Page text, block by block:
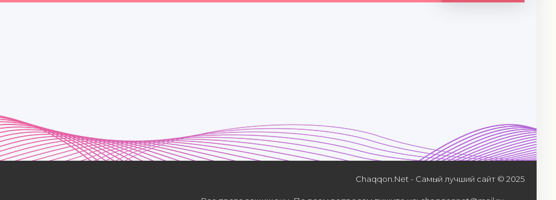
Chaqqon.Net - Самый лучший сайт © 2025